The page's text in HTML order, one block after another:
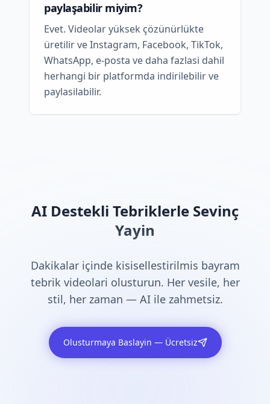
paylaşabilir miyim?
Evet. Videolar yüksek çözünürlükte
üretilir ve Instagram, Facebook, TikTok,
WhatsApp, e-posta ve daha fazlasi dahil
herhangi bir platformda indirilebilir ve
paylasilabilir.
AI Destekli Tebriklerle Sevinç
Yayin
Dakikalar içinde kisisellestirilmis bayram
tebrik videolari olusturun. Her vesile, her
stil, her zaman — AI ile zahmetsiz.
Olusturmaya Baslayin — Ücretsiz